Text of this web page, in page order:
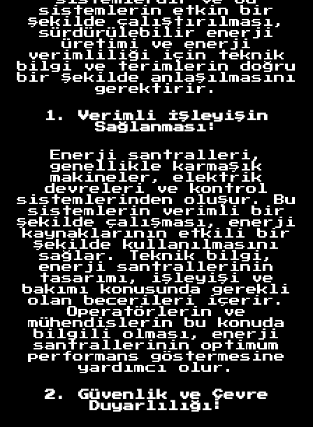
sistemlerin etkin bir
şekilde çalıştırılması,
sürdürülebilir enerji
üretimi ve enerji
verimliliği için teknik
bilgi ve terimlerin doğru
bir şekilde anlaşılmasını
gerektirir.
1. Verimli İşleyişin
Sağlanması:
Enerji santralleri,
genellikle karmaşık
makineler, elektrik
devreleri ve kontrol
sistemlerinden oluşur. Bu
sistemlerin verimli bir
şekilde çalışması, enerji
kaynaklarının etkili bir
şekilde kullanılmasını
sağlar. Teknik bilgi,
enerji santrallerinin
tasarımı, işleyişi ve
bakımı konusunda gerekli
olan becerileri içerir.
Operatörlerin ve
mühendislerin bu konuda
bilgili olması, enerji
santrallerinin optimum
performans göstermesine
yardımcı olur.
2. Güvenlik ve Çevre
Duyarlılığı: